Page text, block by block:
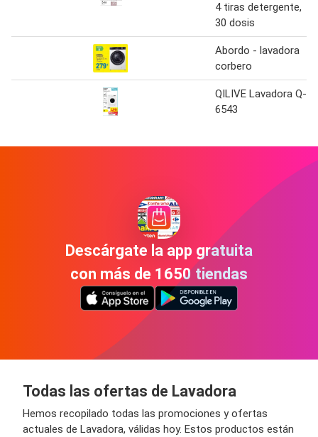
4 tiras detergente,
30 dosis
Abordo - lavadora
corbero
QILIVE Lavadora Q-
6543
Descárgate la app gratuita
con más de 1650 tiendas
Todas las ofertas de Lavadora
Hemos recopilado todas las promociones y ofertas
actuales de Lavadora, válidas hoy. Estos productos están